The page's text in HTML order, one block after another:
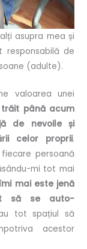
asupra mea și
responsabilă de
(adulte).
valoarea unei
până acum
de nevoile și
celor proprii.
persoană
mi tot mai
mai este jenă
să se auto-
tot spațiul să
acestor